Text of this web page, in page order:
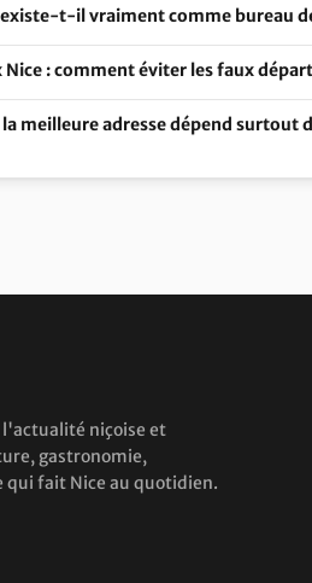
t-il vraiment comme bureau
Nice : comment éviter les faux
meilleure adresse dépend surtout
niçoise et
gastronomie,
qui fait Nice au quotidien.